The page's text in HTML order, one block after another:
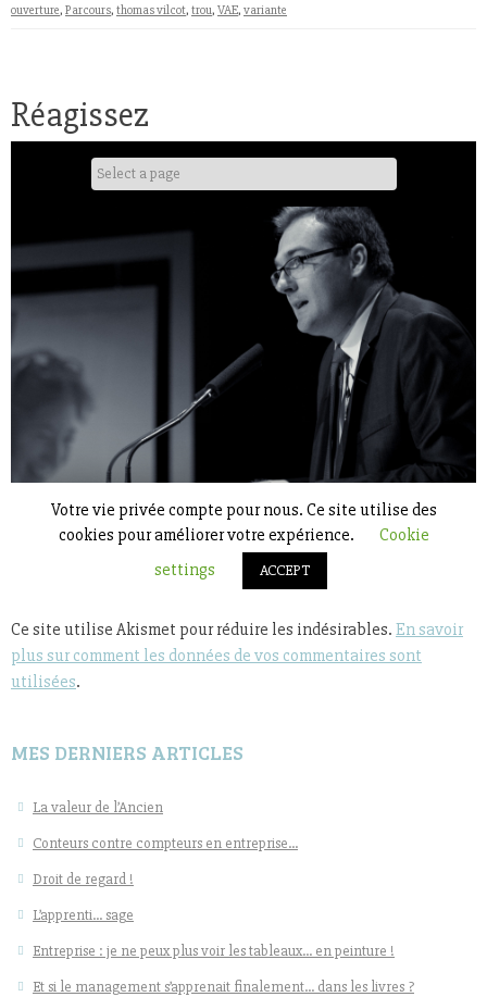
ouverture, Parcours, thomas vilcot, trou, VAE, variante
Réagissez
Ce site utilise Akismet pour réduire les indésirables. En savoir
plus sur comment les données de vos commentaires sont
utilisées.
MES DERNIERS ARTICLES
La valeur de l’Ancien
Conteurs contre compteurs en entreprise…
Droit de regard !
L’apprenti… sage
Entreprise : je ne peux plus voir les tableaux… en peinture !
Et si le management s’apprenait finalement… dans les livres ?